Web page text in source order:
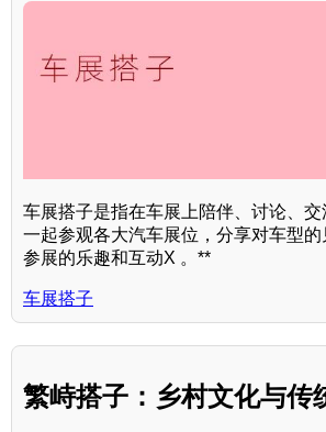
车展搭子是指在车展上陪伴、讨论、
一起参观各大汽车展位，分享对车型
参展的乐趣和互动X 。**
车展搭子
繁峙搭子：乡村文化与传